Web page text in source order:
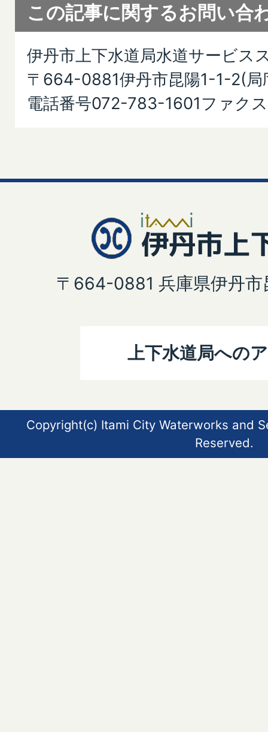
この記事に関するお問い合
伊丹市上下水道局水道サービス
〒664-0881伊丹市昆陽1-1-2(局
電話番号072-783-1601ファク
〒664-0881 兵庫県伊丹市
上下水道局への
Copyright(c) Itami City Waterworks and
Reserved.